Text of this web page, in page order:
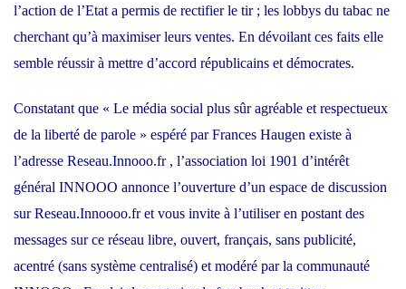
l’action de l’Etat a permis de rectifier le tir ; les lobbys du tabac ne
cherchant qu’à maximiser leurs ventes. En dévoilant ces faits elle
semble réussir à mettre d’accord républicains et démocrates.
Constatant que « Le média social plus sûr agréable et respectueux
de la liberté de parole » espéré par Frances Haugen existe à
l’adresse Reseau.Innooo.fr , l’association loi 1901 d’intérêt
général INNOOO annonce l’ouverture d’un espace de discussion
sur Reseau.Innoooo.fr et vous invite à l’utiliser en postant des
messages sur ce réseau libre, ouvert, français, sans publicité,
acentré (sans système centralisé) et modéré par la communauté